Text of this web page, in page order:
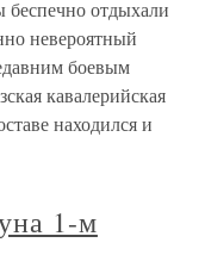
отдыхали
невероятный
боевым
кавалерийская
находился и
1-м